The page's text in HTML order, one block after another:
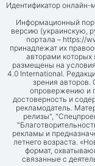
Идентификатор
Информационный
версию (украинскую,
портала – https://
принадлежат их
авторами
размещены на
4.0 International.
зрения
опровержению и
достоверность и
рекламодатель.
релизы",
рекламы и
летнего возраста.
формат,
связанные с